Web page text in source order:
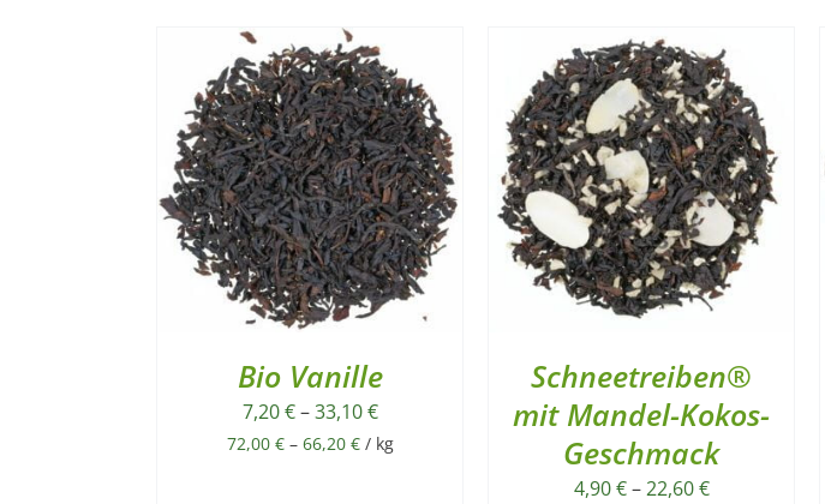
Bio Vanille
7,20€–33,10€
72,00 €– 66,20 €/ kg
Schneetreiben®
mit Mandel-Kokos-
Geschmack
4,90€–22,60€